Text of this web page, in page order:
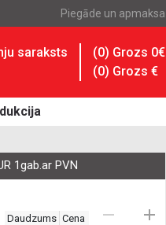
Piegāde un apmaksa
saraksts
(0) Grozs 0€
(0) Grozs €
1gab.ar PVN
Daudzums Cena